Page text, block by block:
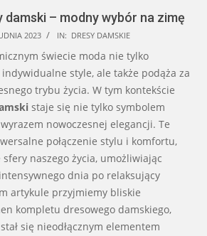
damski – modny wybór na zimę
2023 IN: DRESY DAMSKIE
świecie moda nie tylko
style, ale także podąża za
trybu życia. W tym kontekście
staje się nie tylko symbolem
nowoczesnej elegancji. Te
połączenie stylu i komfortu,
naszego życia, umożliwiając
dnia po relaksujący
artykule przyjmiemy bliskie
kompletu dresowego damskiego,
się nieodłącznym elementem